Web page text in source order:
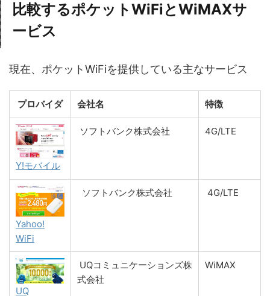
比較するポケットWiFiとWiMAXサ
ービス
現在、ポケットWiFiを提供している主なサービス
プロバイダ 会社名 特徴
Y!モバイル
ソフトバンク株式会社 4G/LTE
Yahoo!
WiFi
ソフトバンク株式会社 4G/LTE
UQ
UQコミュニケーションズ株
式会社
WiMAX